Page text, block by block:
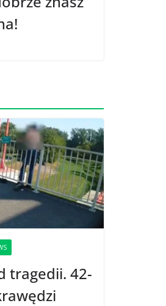
tragedii. 42-